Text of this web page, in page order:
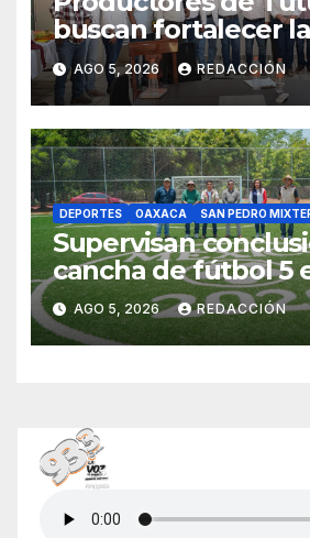
buscan fortalecer
láctea regional
AGO 5, 2026 REDACCIÓN
DEPORTES OAXACA SAN PEDRO
Supervisan
cancha de fútbol 5
Andrés Copala,
AGO 5, 2026 REDACCIÓN